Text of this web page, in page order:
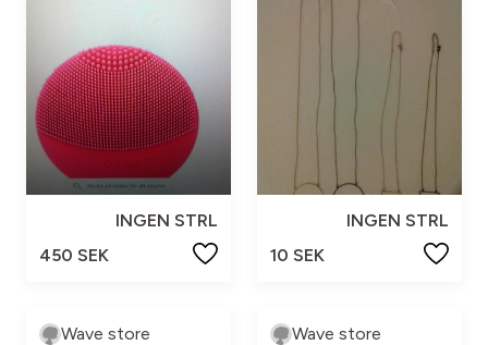
INGEN STRL
450 SEK
INGEN STRL
10 SEK
Wave store Wave store